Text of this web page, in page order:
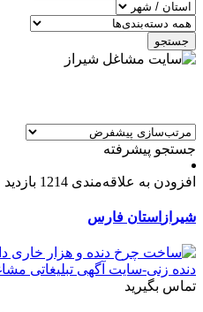
جستجو
جستجو پیشرفته
افزودن به علاقه‌مندی 1214 بازدید
شیراز استان فارس
تماس بگیرید